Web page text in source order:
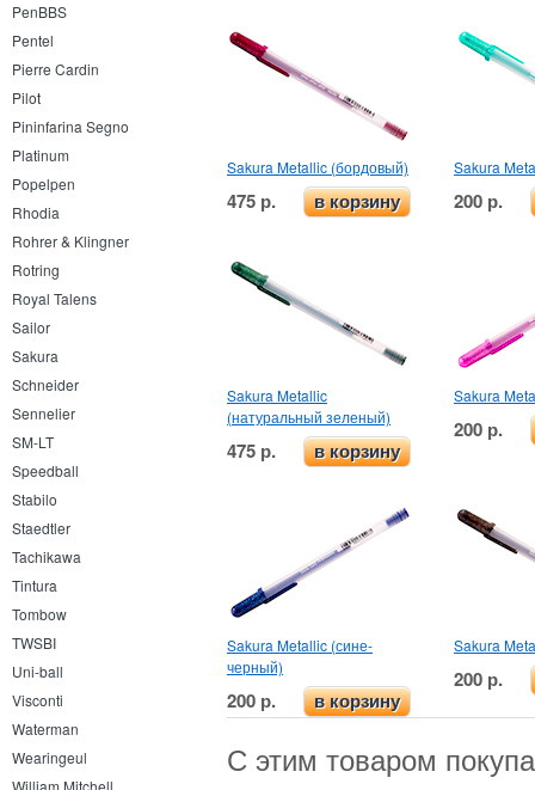
PenBBS
Pentel
Pierre Cardin
Pilot
Pininfarina Segno
Platinum
Popelpen
Rhodia
Rohrer & Klingner
Rotring
Royal Talens
Sailor
Sakura
Schneider
Sennelier
SM-LT
Speedball
Stabilo
Staedtler
Tachikawa
Tintura
Tombow
TWSBI
Uni-ball
Visconti
Waterman
Wearingeul
William Mitchell
Sakura Metallic (бордовый)
475 р. в корзину
Sakura
200 р.
Sakura Metallic
(натуральный зеленый)
475 р. в корзину
Sakura
200 р.
Sakura Metallic (сине-
черный)
200 р. в корзину
Sakura
200 р.
С этим товаром